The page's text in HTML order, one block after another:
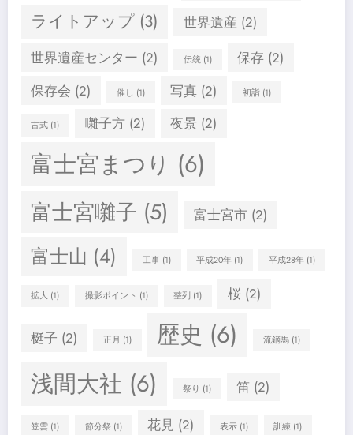
ライトアップ (3) 世界遺産 (2)
世界遺産センター (2) 伝統(1) 保存 (2)
保存会 (2) 催し (1) 写真 (2) 初詣(1)
古式 (1) 囃子方(2) 夜景 (2)
富士宮まつり (6)
富士宮囃子 (5) 富士宮市(2)
富士山 (4) 工事(1) 平成20年 (1) 平成28年(1)
拡大 (1) 撮影ポイント (1) 整列 (1) 桜(2)
梃子 (2) 正月 (1) 歴史 (6) 流鏑馬(1)
浅間大社 (6) 祭り (1) 笛 (2)
笠雲 (1) 節分祭(1) 花見 (2) 表示(1) 訓練 (1)